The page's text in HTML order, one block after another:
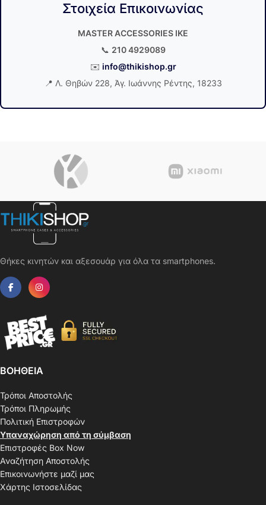
Στοιχεία Επικοινωνίας
MASTER ACCESSORIES IKE
📞 210 4929089
✉️ info@thikishop.gr
📍 Λ. Θηβών 228, Άγ. Ιωάννης Ρέντης, 18233
Θήκες κινητών και αξεσουάρ για όλα τα smartphones.
ΒΟΗΘΕΙΑ
Τρόποι Αποστολής
Τρόποι Πληρωμής
Πολιτική Επιστροφών
Υπαναχώρηση από τη σύμβαση
Επιστροφές Box Now
Αναζήτηση Αποστολής
Επικοινωνήστε μαζί μας
Χάρτης Ιστοσελίδας